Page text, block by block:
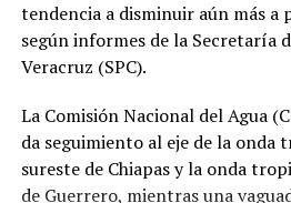
Además, acusan que las
cámaras del C4, así como de
cercanas, han sido ignoradas o
por temor a represalias.
“Hoy fue mi
tendencia a disminuir aún más a
según informes de la Secretaría
Veracruz (SPC).
La Comisión Nacional del Agua
da seguimiento al eje de la onda
sureste de Chiapas y la onda
de Guerrero, mientras una